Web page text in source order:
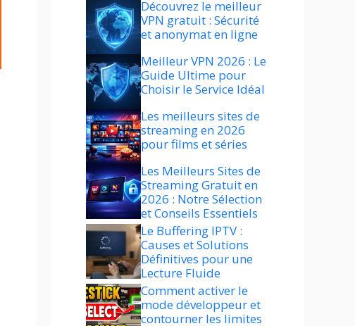
Découvrez le meilleur
VPN gratuit : Sécurité
et anonymat en ligne
Meilleur VPN 2026 : Le
Guide Ultime pour
Choisir le Service Idéal
Les meilleurs sites de
streaming en 2026
pour films et séries
Les Meilleurs Sites de
Streaming Gratuit en
2026 : Notre Sélection
et Conseils Essentiels
Le Buffering IPTV :
Causes et Solutions
Définitives pour une
Lecture Fluide
Comment activer le
mode développeur et
contourner les limites